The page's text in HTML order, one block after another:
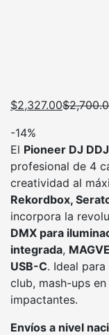
$2,327.00$
-14%
El Pioneer DJ
profesional de 4
creatividad al
Rekordbox,
incorpora la
DMX para
integrada,
USB-C. Ideal
club, mash-ups
impactantes.
Envíos a nivel